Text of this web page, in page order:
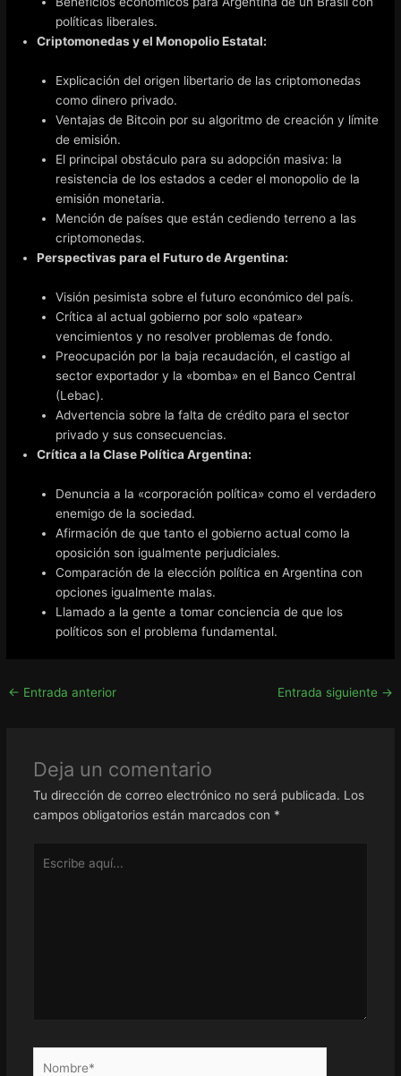
políticas liberales.
Criptomonedas y el Monopolio Estatal:
Explicación del origen libertario de las criptomonedas
como dinero privado.
Ventajas de Bitcoin por su algoritmo de creación y límite
de emisión.
El principal obstáculo para su adopción masiva: la
resistencia de los estados a ceder el monopolio de la
emisión monetaria.
Mención de países que están cediendo terreno a las
criptomonedas.
Perspectivas para el Futuro de Argentina:
Visión pesimista sobre el futuro económico del país.
Crítica al actual gobierno por solo «patear»
vencimientos y no resolver problemas de fondo.
Preocupación por la baja recaudación, el castigo al
sector exportador y la «bomba» en el Banco Central
(Lebac).
Advertencia sobre la falta de crédito para el sector
privado y sus consecuencias.
Crítica a la Clase Política Argentina:
Denuncia a la «corporación política» como el verdadero
enemigo de la sociedad.
Afirmación de que tanto el gobierno actual como la
oposición son igualmente perjudiciales.
Comparación de la elección política en Argentina con
opciones igualmente malas.
Llamado a la gente a tomar conciencia de que los
políticos son el problema fundamental.
← Entrada anterior Entrada siguiente →
Deja un comentario
Tu dirección de correo electrónico no será publicada. Los
campos obligatorios están marcados con *
aquí...